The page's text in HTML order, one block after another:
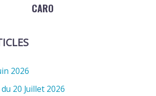
CARO
2026
20 Juillet 2026